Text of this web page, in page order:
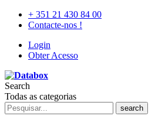
+ 351 21 430 84 00
Contacte-nos !
Login
Obter Acesso
Search
Todas as categorias
search